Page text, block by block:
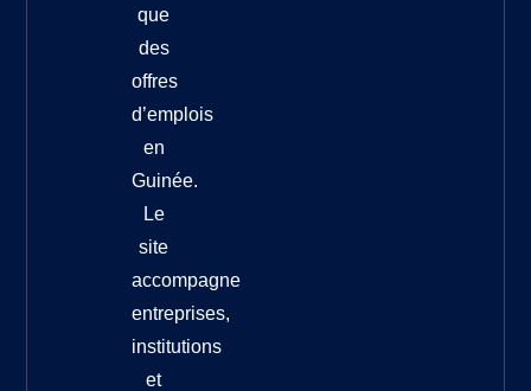
que
des
offres
d’emplois
en
Guinée.
Le
site
accompagne
entreprises,
institutions
et